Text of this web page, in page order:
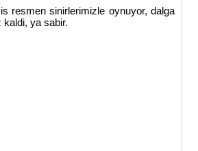
resmen sinirlerimizle oynuyor, dalga
ya sabir.